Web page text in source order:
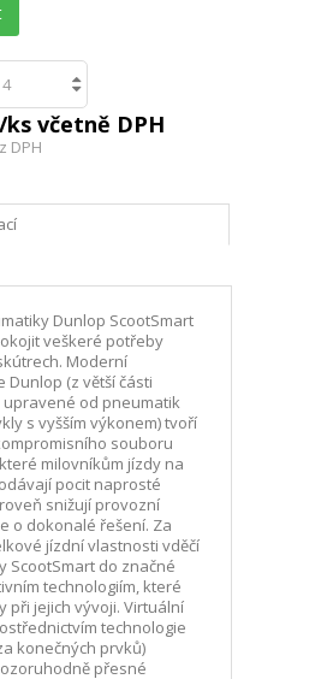
/ks včetně DPH
DPH
Dunlop ScootSmart
veškeré potřeby
Moderní
Dunlop (z větší části
od pneumatik
s vyšším výkonem) tvoří
souboru
milovníkům jízdy na
pocit naprosté
snižují provozní
o dokonalé řešení. Za
jízdní vlastnosti vděčí
ScootSmart do značné
technologiím, které
při jejich vývoji. Virtuální
technologie
konečných prvků)
přesné